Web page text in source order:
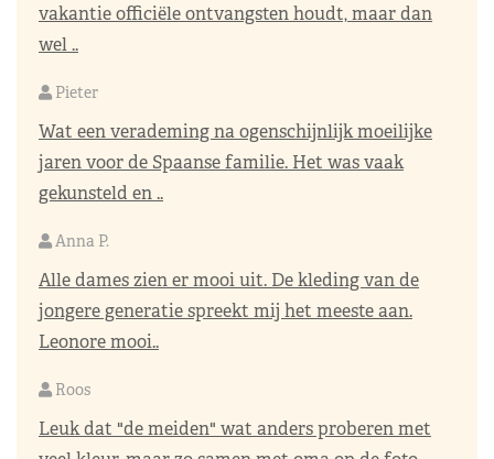
vakantie officiële ontvangsten houdt, maar dan
wel ..
Pieter
Wat een verademing na ogenschijnlijk moeilijke
jaren voor de Spaanse familie. Het was vaak
gekunsteld en ..
Anna P.
Alle dames zien er mooi uit. De kleding van de
jongere generatie spreekt mij het meeste aan.
Leonore mooi..
Roos
Leuk dat "de meiden" wat anders proberen met